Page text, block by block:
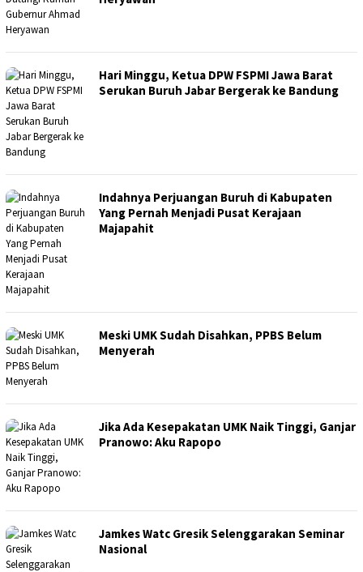
Hari Minggu, Ketua DPW FSPMI Jawa Barat
Serukan Buruh Jabar Bergerak ke Bandung
Indahnya Perjuangan Buruh di Kabupaten
Yang Pernah Menjadi Pusat Kerajaan
Majapahit
Meski UMK Sudah Disahkan, PPBS Belum
Menyerah
Jika Ada Kesepakatan UMK Naik Tinggi, Ganjar
Pranowo: Aku Rapopo
Jamkes Watc Gresik Selenggarakan Seminar
Nasional